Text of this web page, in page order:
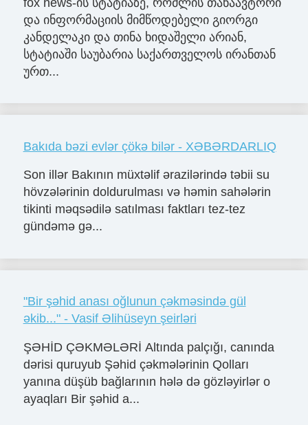
და ინფორმაციის მიმწოდებელი გიორგი
კანდელაკი და თინა ხიდაშელი არიან,
სტატიაში საუბარია საქართველოს ირანთან
ურთ...
Bakıda bəzi evlər çökə bilər - XƏBƏRDARLIQ
Son illər Bakının müxtəlif ərazilərində təbii su
hövzələrinin doldurulması və həmin sahələrin
tikinti məqsədilə satılması faktları tez-tez
gündəmə gə...
"Bir şəhid anası oğlunun çəkməsində gül
əkib..." - Vasif Əlihüseyn şeirləri
ŞƏHİD ÇƏKMƏLƏRİ Altında palçığı, canında
dərisi quruyub Şəhid çəkmələrinin Qolları
yanına düşüb bağlarının hələ də gözləyirlər o
ayaqları Bir şəhid a...